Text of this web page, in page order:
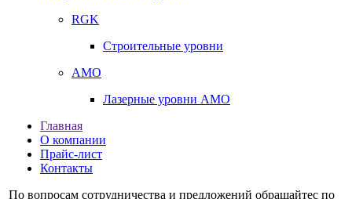
RGK
Строительные уровни
AMO
Лазерные уровни AMO
Главная
О компании
Прайс-лист
Контакты
По вопросам сотрудничества и предложений обращайтес по